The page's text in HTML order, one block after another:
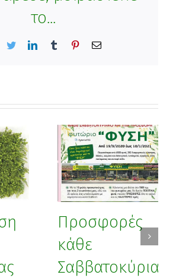
το...
TwitterLinkedInTumblr PinterestEmail
Προσφορές
κάθε